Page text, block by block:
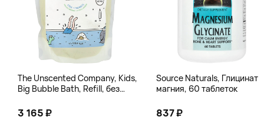
The Unscented Company, Kids,
Big Bubble Bath, Refill, без
Унции)
3 165 ₽
Source Naturals, Глицинат
магния, 60 таблеток
837 ₽